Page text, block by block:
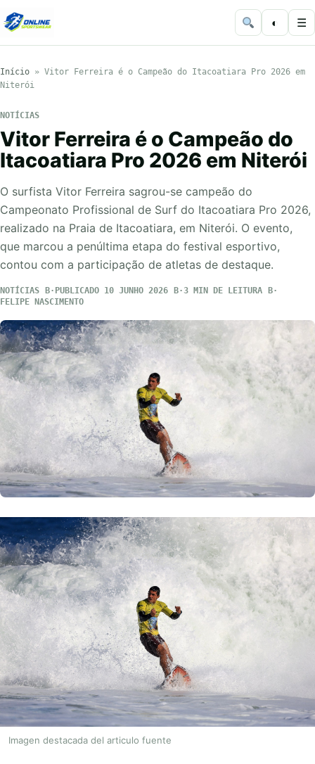
◐ ☰
Início » Vitor Ferreira é o Campeão do Itacoatiara Pro 2026 em
Niterói
NOTÍCIAS
Vitor Ferreira é o Campeão do
Itacoatiara Pro 2026 em Niterói
O surfista Vitor Ferreira sagrou-se campeão do
Campeonato Profissional de Surf do Itacoatiara Pro 2026,
realizado na Praia de Itacoatiara, em Niterói. O evento,
que marcou a penúltima etapa do festival esportivo,
contou com a participação de atletas de destaque.
NOTÍCIAS PUBLICADO 10 JUNHO 2026
3 MIN DE LEITURA
FELIPE NASCIMENTO
Imagen destacada del articulo fuente